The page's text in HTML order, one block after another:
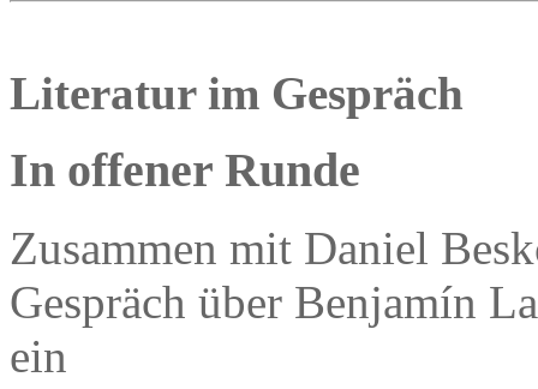
Literatur im Gespräch
In offener Runde
Zusammen mit Daniel
Gespräch über Benjamín
ein